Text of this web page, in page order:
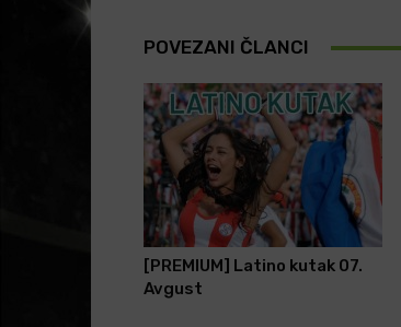
POVEZANI ČLANCI
[PREMIUM] Latino kutak 07.
Avgust